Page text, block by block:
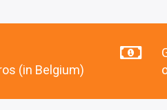
(in Belgium)